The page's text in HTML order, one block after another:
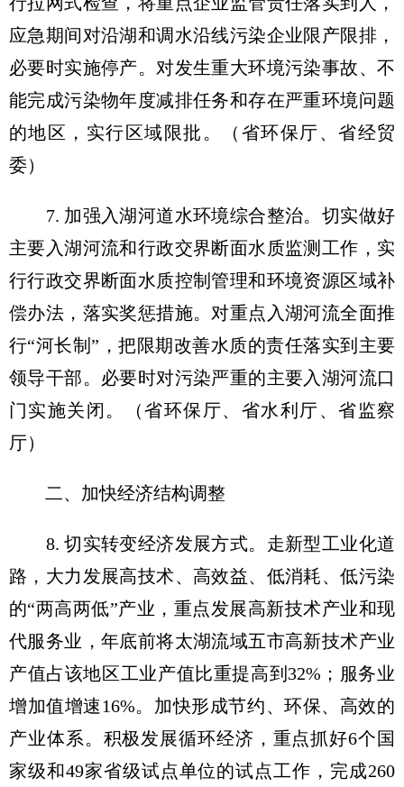
应急期间对沿湖和调水沿线污染企业限产限排，
必要时实施停产。对发生重大环境污染事故、不
能完成污染物年度减排任务和存在严重环境问题
的地区，实行区域限批。（省环保厅、省经贸
委）
7. 加强入湖河道水环境综合整治。切实做好
主要入湖河流和行政交界断面水质监测工作，实
行行政交界断面水质控制管理和环境资源区域补
偿办法，落实奖惩措施。对重点入湖河流全面推
行“河长制”，把限期改善水质的责任落实到主要
领导干部。必要时对污染严重的主要入湖河流口
门实施关闭。（省环保厅、省水利厅、省监察
厅）
二、加快经济结构调整
8. 切实转变经济发展方式。走新型工业化道
路，大力发展高技术、高效益、低消耗、低污染
的“两高两低”产业，重点发展高新技术产业和现
代服务业，年底前将太湖流域五市高新技术产业
产值占该地区工业产值比重提高到32%；服务业
增加值增速16%。加快形成节约、环保、高效的
产业体系。积极发展循环经济，重点抓好6个国
家级和49家省级试点单位的试点工作，完成260